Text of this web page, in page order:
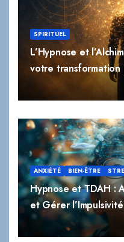
SPIRITUEL
L’Hypnose et
votre
ANXIÉTÉ BIEN-ÊTRE
Hypnose et TDAH :
et Gérer l’Impulsivité